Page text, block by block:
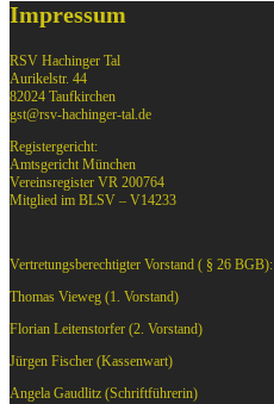
Impressum
RSV Hachinger Tal
Aurikelstr. 44
82024 Taufkirchen
gst@rsv-hachinger-tal.de
Registergericht:
Amtsgericht München
Vereinsregister VR 200764
Mitglied im BLSV – V14233
Vertretungsberechtigter Vorstand ( § 26 BGB):
Thomas Vieweg (1. Vorstand)
Florian Leitenstorfer (2. Vorstand)
Jürgen Fischer (Kassenwart)
Angela Gaudlitz (Schriftführerin)